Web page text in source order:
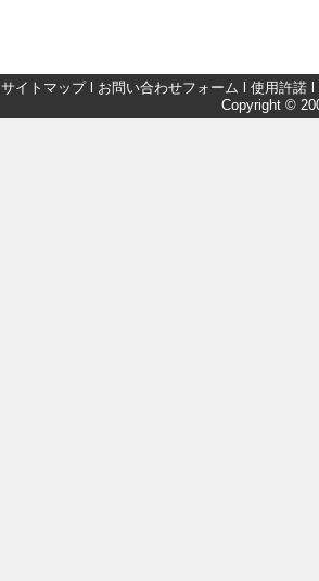
サイトマップl お問い合わせフォーム 使用許諾
Copyright ©